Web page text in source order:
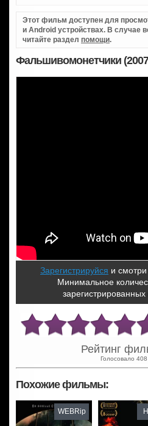
Этот фильм доступен для
и Android устройствах. В случае
читайте раздел помощи.
Фальшивомонетчики
Зарегистрируйся и
Минимальное
зарегистрированных
Рейтинг
Голосовало
Похожие фильмы:
WEBRip